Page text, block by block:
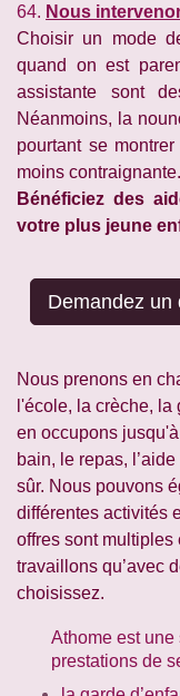
64. Nous
Choisir un mode
quand on est
assistante sont
Néanmoins, la
pourtant se
moins contraignante.
Bénéficiez des
votre plus jeune
Demandez un
Nous prenons en
l'école, la crèche,
en occupons
bain, le repas,
sûr. Nous pouvons
différentes activités
offres sont multiples
travaillons qu’avec
choisissez.
Athome est une
prestations de